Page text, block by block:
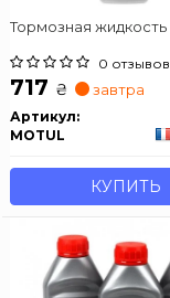
Тормозная жидкость
0 отзывов
717 ₴ завтра
Артикул:
MOTUL
КУПИТЬ